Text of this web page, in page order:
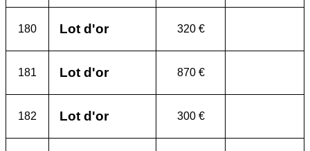
180 Lot d'or 320 €
181 Lot d'or 870 €
182 Lot d'or 300 €